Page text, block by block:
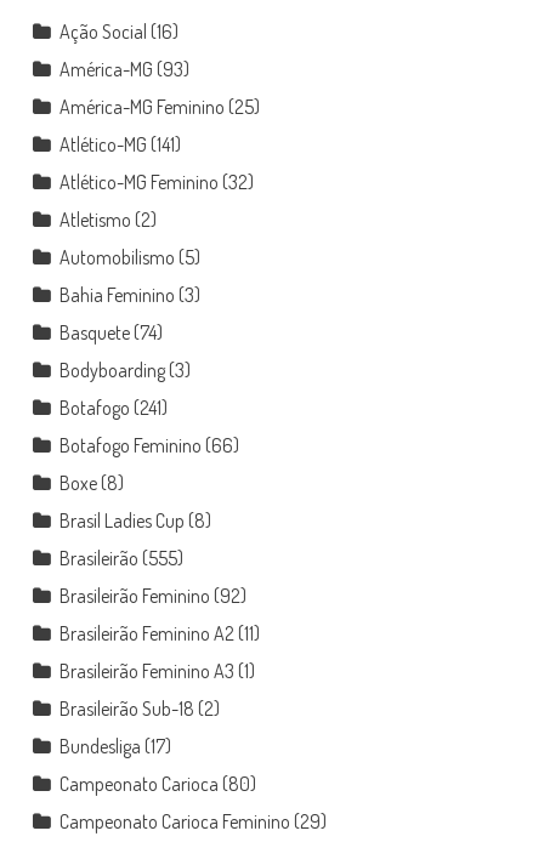
Ação Social (16)
América-MG (93)
América-MG Feminino (25)
Atlético-MG (141)
Atlético-MG Feminino (32)
Atletismo (2)
Automobilismo (5)
Bahia Feminino (3)
Basquete(74)
Bodyboarding(3)
Botafogo (241)
Botafogo Feminino (66)
Boxe(8)
Brasil Ladies Cup (8)
Brasileirão (555)
Brasileirão Feminino (92)
Brasileirão Feminino A2(11)
Brasileirão Feminino A3 (1)
Brasileirão Sub-18 (2)
Bundesliga (17)
Campeonato Carioca (80)
Campeonato Carioca Feminino (29)